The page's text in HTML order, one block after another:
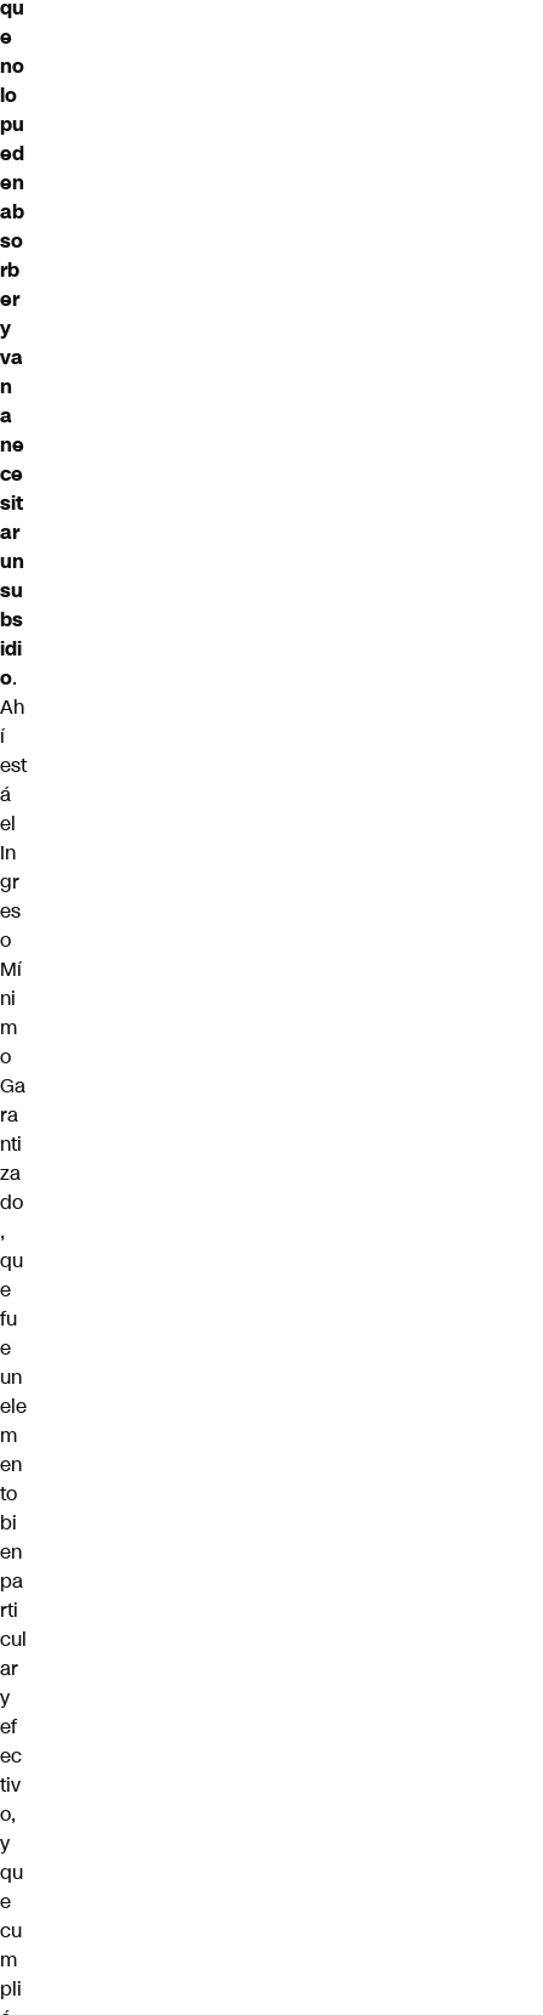
qu
e
no
lo
pu
ed
en
ab
so
rb
er
y
va
n
a
ne
ce
sit
ar
un
su
bs
idi
o.
Ah
í
est
á
el
In
gr
es
o
Mí
ni
m
o
Ga
ra
nti
za
do
,
qu
e
fu
e
un
ele
m
en
to
bi
en
pa
rti
cul
ar
y
ef
ec
tiv
o,
y
qu
e
cu
m
pli